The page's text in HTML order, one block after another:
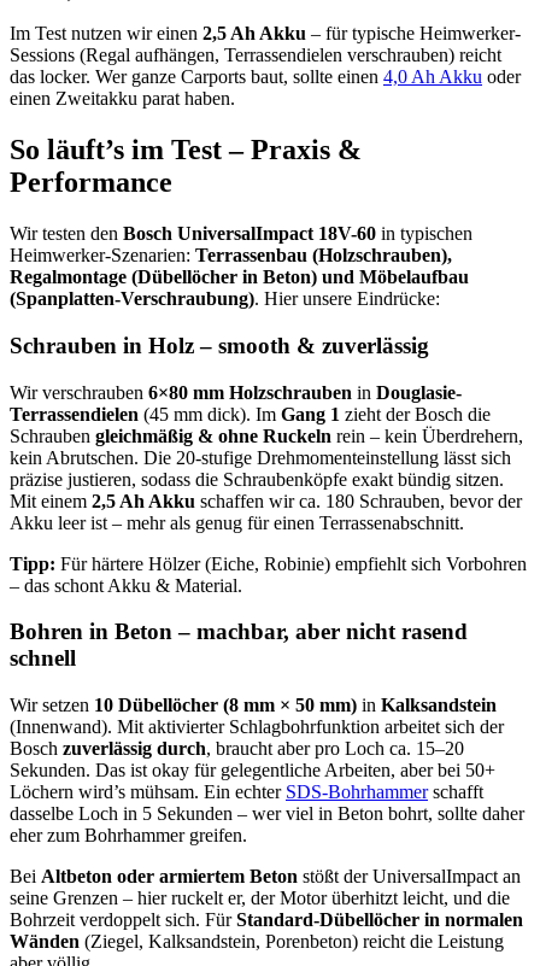
Im Test nutzen wir einen 2,5 Ah Akku – für typische Heimwerker-
Sessions (Regal aufhängen, Terrassendielen verschrauben) reicht
das locker. Wer ganze Carports baut, sollte einen 4,0 Ah Akku oder
einen Zweitakku parat haben.
So läuft’s im Test – Praxis &
Performance
Wir testen den Bosch UniversalImpact 18V-60 in typischen
Heimwerker-Szenarien: Terrassenbau (Holzschrauben),
Regalmontage (Dübellöcher in Beton) und Möbelaufbau
(Spanplatten-Verschraubung). Hier unsere Eindrücke:
Schrauben in Holz – smooth & zuverlässig
Wir verschrauben 6×80 mm Holzschrauben in Douglasie-
Terrassendielen (45 mm dick). Im Gang 1 zieht der Bosch die
Schrauben gleichmäßig & ohne Ruckeln rein – kein Überdrehern,
kein Abrutschen. Die 20-stufige Drehmomenteinstellung lässt sich
präzise justieren, sodass die Schraubenköpfe exakt bündig sitzen.
Mit einem 2,5 Ah Akku schaffen wir ca. 180 Schrauben, bevor der
Akku leer ist – mehr als genug für einen Terrassenabschnitt.
Tipp: Für härtere Hölzer (Eiche, Robinie) empfiehlt sich Vorbohren
– das schont Akku & Material.
Bohren in Beton – machbar, aber nicht rasend
schnell
Wir setzen 10 Dübellöcher (8 mm × 50 mm) in Kalksandstein
(Innenwand). Mit aktivierter Schlagbohrfunktion arbeitet sich der
Bosch zuverlässig durch, braucht aber pro Loch ca. 15–20
Sekunden. Das ist okay für gelegentliche Arbeiten, aber bei 50+
Löchern wird’s mühsam. Ein echter SDS-Bohrhammerschafft
dasselbe Loch in 5 Sekunden – wer viel in Beton bohrt, sollte daher
eher zum Bohrhammer greifen.
Bei Altbeton oder armiertem Beton stößt der UniversalImpact an
seine Grenzen – hier ruckelt er, der Motor überhitzt leicht, und die
Bohrzeit verdoppelt sich. FürStandard-Dübellöcher in normalen
Wänden (Ziegel, Kalksandstein, Porenbeton) reicht die Leistung